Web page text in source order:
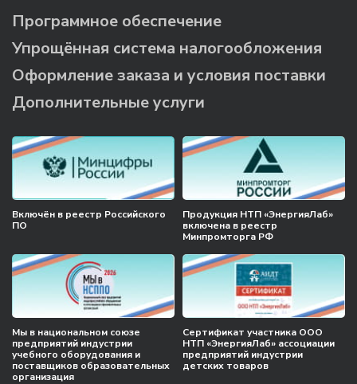
Программное обеспечение
Упрощённая система налогообложения
Оформление заказа и условия поставки
Дополнительные услуги
Включён в реестр Российского
ПО
Продукция НТП «ЭнергияЛаб»
включена в реестр
Минпромторга РФ
Мы в национальном союзе
предприятий индустрии
учебного оборудования и
поставщиков образовательных
организация
Сертификат участника ООО
НТП «ЭнергияЛаб» ассоциации
предприятий индустрии
детских товаров